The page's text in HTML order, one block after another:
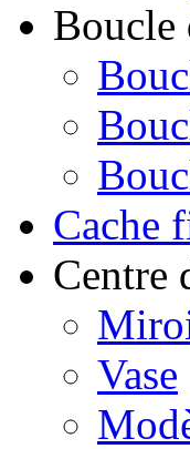
Boucle
Cache
Centre
Vase